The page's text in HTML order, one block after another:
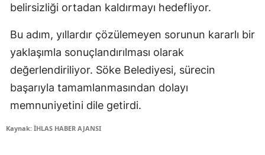
belirsizliği ortadan kaldırmayı hedefliyor.
Bu adım, yıllardır çözülemeyen sorunun kararlı bir
yaklaşımla sonuçlandırılması olarak
değerlendiriliyor. Söke Belediyesi, sürecin
başarıyla tamamlanmasından dolayı
memnuniyetini dile getirdi.
Kaynak: İHLAS HABER AJANSI